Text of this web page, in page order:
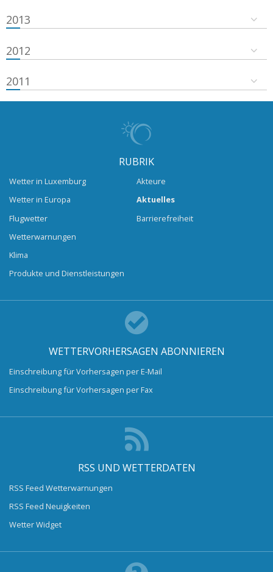
2013
2012
2011
RUBRIK
Wetter in Luxemburg
Wetter in Europa
Flugwetter
Wetterwarnungen
Klima
Produkte und Dienstleistungen
Akteure
Aktuelles
Barrierefreiheit
WETTERVORHERSAGEN ABONNIEREN
Einschreibung für Vorhersagen per E-Mail
Einschreibung für Vorhersagen per Fax
RSS UND WETTERDATEN
RSS Feed Wetterwarnungen
RSS Feed Neuigkeiten
Wetter Widget